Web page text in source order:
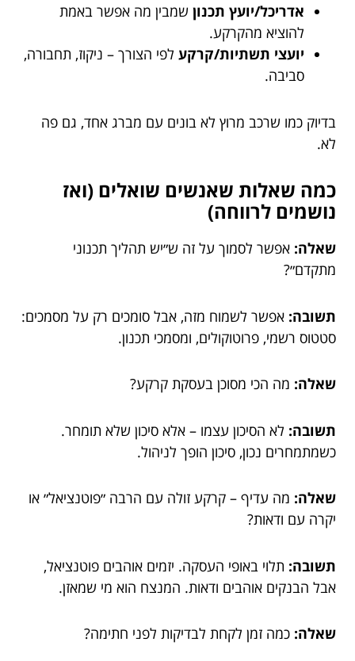
אדריכל/יועץ תכנון שמבין מה אפשר באמת
להוציא מהקרקע.
יועצי תשתיות/קרקע לפי הצורך – ניקוז, תחבורה,
סביבה.
בדיוק כמו שרכב מרוץ לא בונים עם מברג אחד, גם פה
לא.
כמה שאלות שאנשים שואלים (ואז
נושמים לרווחה)
שאלה: אפשר לסמוך על זה ש״יש תהליך תכנוני
מתקדם״?
תשובה: אפשר לשמוח מזה, אבל סומכים רק על מסמכים:
סטטוס רשמי, פרוטוקולים, ומסמכי תכנון.
שאלה: מה הכי מסוכן בעסקת קרקע?
תשובה: לא הסיכון עצמו – אלא סיכון שלא תומחר.
כשמתמחרים נכון, סיכון הופך לניהול.
שאלה: מה עדיף – קרקע זולה עם הרבה ״פוטנציאל״ או
יקרה עם ודאות?
תשובה: תלוי באופי העסקה. יזמים אוהבים פוטנציאל,
אבל הבנקים אוהבים ודאות. המנצח הוא מי שמאזן.
שאלה: כמה זמן לקחת לבדיקות לפני חתימה?